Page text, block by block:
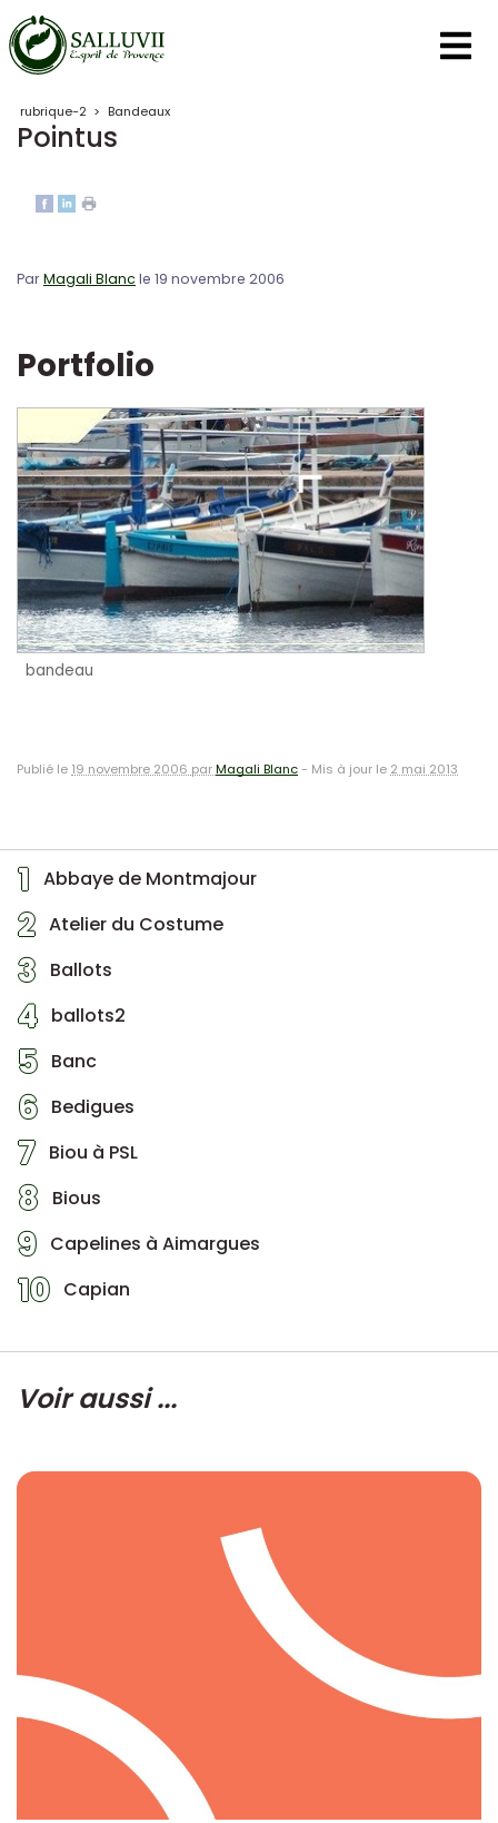
Panneau de gestion des cookies
rubrique-2 > Bandeaux
Pointus
1 Abbaye de Montmajour
2 Atelier du Costume
3 Ballots
4 ballots2
5 Banc
6 Bedigues
7 Biou à PSL
8 Bious
9 Capelines à Aimargues
10 Capian
ParMagali Blanc le 19 novembre 2006
Portfolio
bandeau
Publié le 19 novembre 2006 parMagali Blanc- Mis à jour le 2 mai 2013
Voir aussi ...